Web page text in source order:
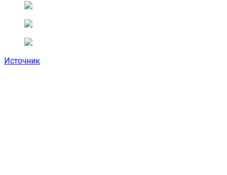
Источник